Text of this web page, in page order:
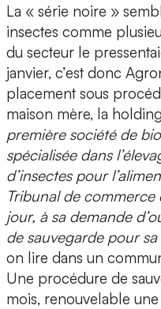
La « série noire »
insectes comme
du secteur le
janvier, c’est donc
placement sous
maison mère, la
première société de
spécialisée dans
d’insectes pour
Tribunal de
jour, à sa demande
de sauvegarde pour
on lire dans un
Une procédure de
mois, renouvelable